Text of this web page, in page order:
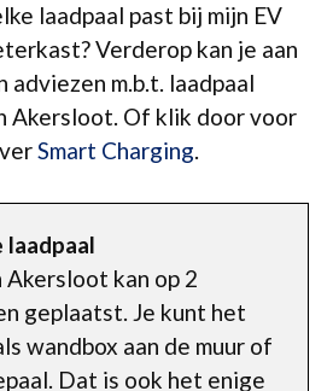
laadpaal past bij mijn EV
Verderop kan je aan
adviezen m.b.t. laadpaal
Akersloot. Of klik door voor
Smart Charging.
kan op 2
geplaatst. Je kunt het
wandbox aan de muur of
Dat is ook het enige